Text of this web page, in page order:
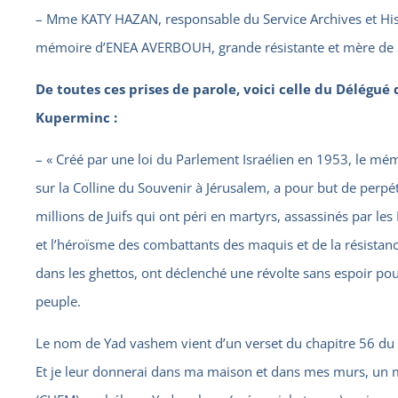
– Mme KATY HAZAN, responsable du Service Archives et
mémoire d’ENEA AVERBOUH, grande résistante et mère de
De toutes ces prises de parole, voici celle du
Kuperminc :
– « Créé par une loi du Parlement Israélien en 1953, le
sur la Colline du Souvenir à Jérusalem, a pour but de
millions de Juifs qui ont péri en martyrs, assassinés par
et l’héroïsme des combattants des maquis et de la
dans les ghettos, ont déclenché une révolte sans espoir
peuple.
Le nom de Yad vashem vient d’un verset du chapitre 56
Et je leur donnerai dans ma maison et dans mes murs, un